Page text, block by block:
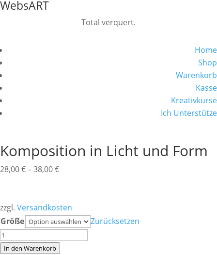
WebsART
Total verquert.
Home
Shop
Warenkorb
Kasse
Kreativkurse
Ich Unterstütze
Komposition in Licht und Form
28,00€–38,00€
zzgl. Versandkosten
Größe
Zurücksetzen
Komposition
inIn den Warenkorb